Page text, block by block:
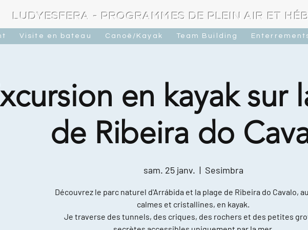
LUDYESFERA - PROGRAMMES DE PLEIN AIR ET
Visite en bateau Canoë/Kayak Team Building
en kayak sur
de Ribeira do
sam. 25 janv.
  |
Sesimbra
Découvrez le parc naturel d'Arrábida et la plage de Ribeira do Cavalo,
calmes et cristallines, en kayak.
Je traverse des tunnels, des criques, des rochers et des petites